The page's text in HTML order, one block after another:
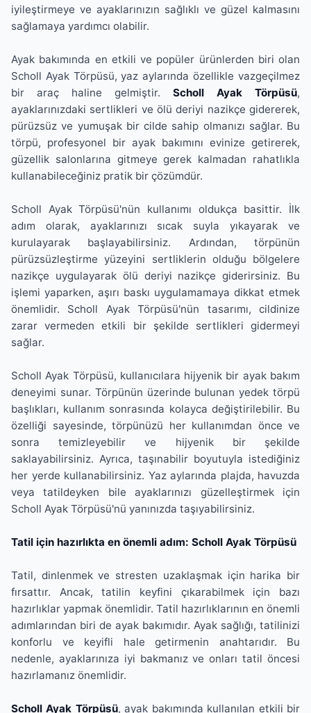
iyileştirmeye ve ayaklarınızın sağlıklı ve güzel kalmasını
sağlamaya yardımcı olabilir.
Ayak bakımında en etkili ve popüler ürünlerden biri olan
Scholl Ayak Törpüsü, yaz aylarında özellikle vazgeçilmez
bir araç haline gelmiştir. Scholl Ayak Törpüsü,
ayaklarınızdaki sertlikleri ve ölü deriyi nazikçe gidererek,
pürüzsüz ve yumuşak bir cilde sahip olmanızı sağlar. Bu
törpü, profesyonel bir ayak bakımını evinize getirerek,
güzellik salonlarına gitmeye gerek kalmadan rahatlıkla
kullanabileceğiniz pratik bir çözümdür.
Scholl Ayak Törpüsü'nün kullanımı oldukça basittir. İlk
adım olarak, ayaklarınızı sıcak suyla yıkayarak ve
kurulayarak başlayabilirsiniz. Ardından, törpünün
pürüzsüzleştirme yüzeyini sertliklerin olduğu bölgelere
nazikçe uygulayarak ölü deriyi nazikçe giderirsiniz. Bu
işlemi yaparken, aşırı baskı uygulamamaya dikkat etmek
önemlidir. Scholl Ayak Törpüsü'nün tasarımı, cildinize
zarar vermeden etkili bir şekilde sertlikleri gidermeyi
sağlar.
Scholl Ayak Törpüsü, kullanıcılara hijyenik bir ayak bakım
deneyimi sunar. Törpünün üzerinde bulunan yedek törpü
başlıkları, kullanım sonrasında kolayca değiştirilebilir. Bu
özelliği sayesinde, törpünüzü her kullanımdan önce ve
sonra temizleyebilir ve hijyenik bir şekilde
saklayabilirsiniz. Ayrıca, taşınabilir boyutuyla istediğiniz
her yerde kullanabilirsiniz. Yaz aylarında plajda, havuzda
veya tatildeyken bile ayaklarınızı güzelleştirmek için
Scholl Ayak Törpüsü'nü yanınızda taşıyabilirsiniz.
Tatil için hazırlıkta en önemli adım: Scholl Ayak Törpüsü
Tatil, dinlenmek ve stresten uzaklaşmak için harika bir
fırsattır. Ancak, tatilin keyfini çıkarabilmek için bazı
hazırlıklar yapmak önemlidir. Tatil hazırlıklarının en önemli
adımlarından biri de ayak bakımıdır. Ayak sağlığı, tatilinizi
konforlu ve keyifli hale getirmenin anahtarıdır. Bu
nedenle, ayaklarınıza iyi bakmanız ve onları tatil öncesi
hazırlamanız önemlidir.
Scholl Ayak Törpüsü, ayak bakımında kullanılan etkili bir